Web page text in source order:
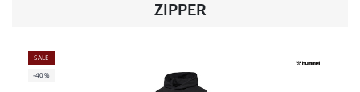
ZIPPER
SALE
-40%